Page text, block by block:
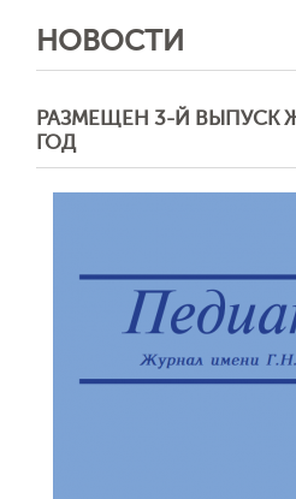
НОВОСТИ
РАЗМЕЩЕН 3-Й ВЫПУСК
ГОД